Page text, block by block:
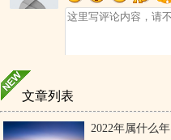
文章列表
2022年属什么年